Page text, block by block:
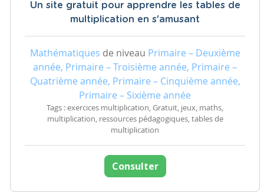
Un site gratuit pour apprendre les tables de
multiplication en s'amusant
Mathématiques de niveau Primaire – Deuxième
année, Primaire – Troisième année, Primaire –
Quatrième année, Primaire – Cinquième année,
Primaire – Sixième année
Tags : exercices multiplication, Gratuit, jeux, maths,
multiplication, ressources pédagogiques, tables de
multiplication
Consulter